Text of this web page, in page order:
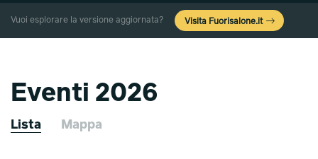
Vuoi esplorare la versione aggiornata? Visita Fuorisalone.it
Eventi 2026
Lista Mappa